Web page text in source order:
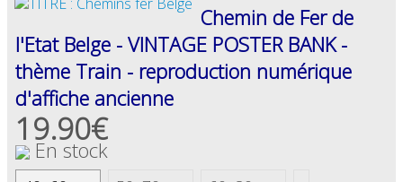
Chemin de Fer de
l'Etat Belge - VINTAGE POSTER BANK -
thème Train - reproduction numérique
d'affiche ancienne
19.90€
En stock